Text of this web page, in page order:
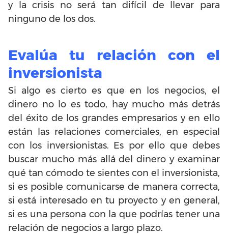
y la crisis no será tan difícil de llevar para
ninguno de los dos.
Evalúa tu relación con el
inversionista
Si algo es cierto es que en los negocios, el
dinero no lo es todo, hay mucho más detrás
del éxito de los grandes empresarios y en ello
están las relaciones comerciales, en especial
con los inversionistas. Es por ello que debes
buscar mucho más allá del dinero y examinar
qué tan cómodo te sientes con el inversionista,
si es posible comunicarse de manera correcta,
si está interesado en tu proyecto y en general,
si es una persona con la que podrías tener una
relación de negocios a largo plazo.